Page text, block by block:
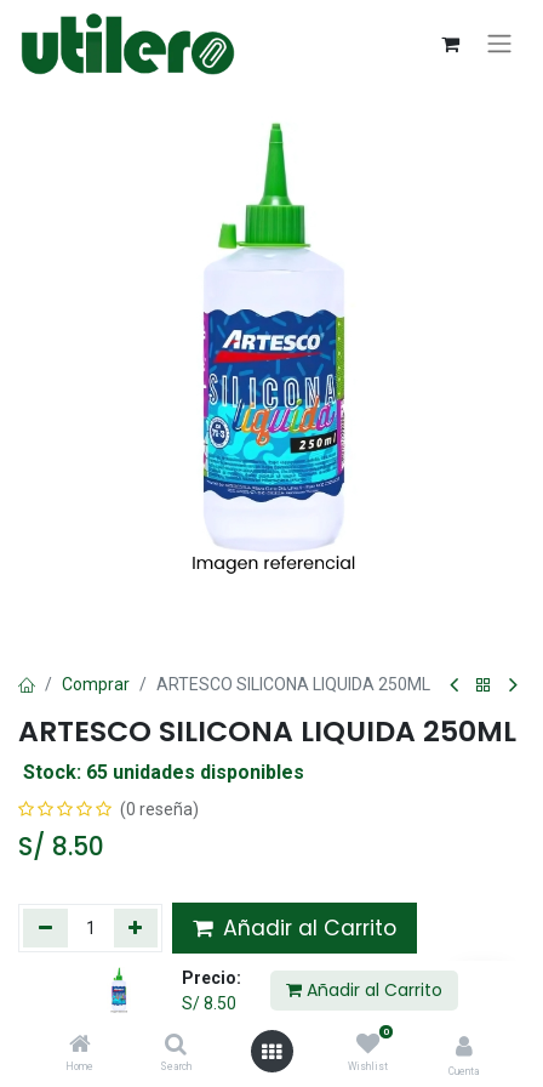
Precio:
S/8.50
Añadir al Carrito
Home Search
0
Wishlist Cuenta
Comprar ARTESCO SILICONA LIQUIDA 250ML
ARTESCO SILICONA LIQUIDA 250ML
Stock: 65 unidades disponibles
(0 reseña)
S/ 8.50
Añadir al Carrito
Agregar a la lista de deseos
Compartir :